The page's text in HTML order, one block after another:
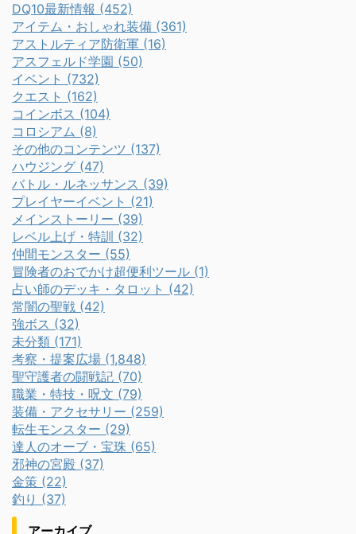
DQ10最新情報 (452)
アイテム・おしゃれ装備 (361)
アストルティア防衛軍 (16)
アスフェルド学園 (50)
イベント (732)
クエスト (162)
コインボス (104)
コロシアム (8)
その他のコンテンツ (137)
ハウジング (47)
バトル・ルネッサンス (39)
プレイヤーイベント (21)
メインストーリー (39)
レベル上げ・特訓 (32)
仲間モンスター (55)
冒険者のおでかけ超便利ツール (1)
占い師のデッキ・タロット (42)
常闇の聖戦 (42)
強ボス (32)
未分類 (171)
考察・提案広場 (1,848)
聖守護者の闘戦記 (70)
職業・特技・呪文 (79)
装備・アクセサリー (259)
転生モンスター (29)
達人のオーブ・宝珠 (65)
邪神の宮殿 (37)
金策 (22)
釣り (37)